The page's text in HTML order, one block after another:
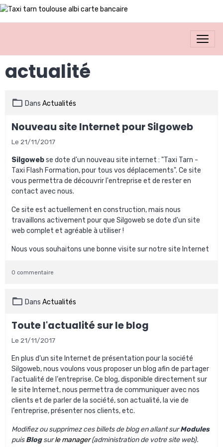
actualité
Dans Actualités
Nouveau site Internet pour Silgoweb
Le 21/11/2017
Silgowebse dote d'un nouveau site internet : "Taxi Tarn -
Taxi Flash Formation, pour tous vos déplacements". Ce site
vous permettra de découvrir l'entreprise et de rester en
contact avec nous.
Ce site est actuellement en construction, mais nous
travaillons activement pour que Silgoweb se dote d'un site
web complet et agréable à utiliser !
Nous vous souhaitons une bonne visite sur notre site Internet
0 commentaire
Dans Actualités
Toute l'actualité sur le blog
Le 21/11/2017
En plus d'un site Internet de présentation pour la société
Silgoweb, nous voulons vous proposer un blog afin de partager
l'actualité de l'entreprise. Ce blog, disponible directement sur
le site Internet, nous permettra de communiquer avec nos
clients et de parler de la société, son actualité, la vie de
l'entreprise, présenter nos clients, etc.
Modifiez ou supprimez ces billets de blog en allant surModules
puisBlogsurle manager(administration de votre site web).